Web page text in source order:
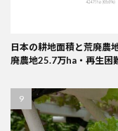
日本の耕地面積と荒廃農
廃農地25.7万ha・再生困